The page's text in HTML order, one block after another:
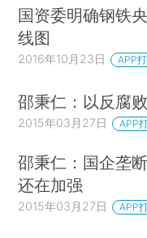
国资委明确钢铁
线图
2016年10月23日 APP
邵秉仁：以反腐
2015年03月27日 APP
邵秉仁：国企垄
还在加强
2015年03月27日 APP